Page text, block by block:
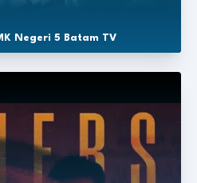
Negeri 5 Batam TV